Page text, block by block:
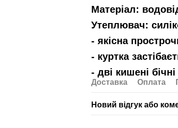
Матеріал:
Утеплювач:
- якісна
- куртка
- дві кишені бічні
Доставка Оплата
Новий відгук або